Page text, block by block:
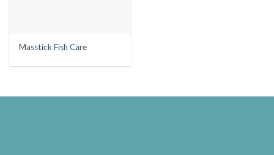
Masstick Fish Care